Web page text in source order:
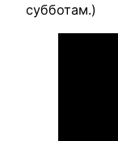
субботам.)